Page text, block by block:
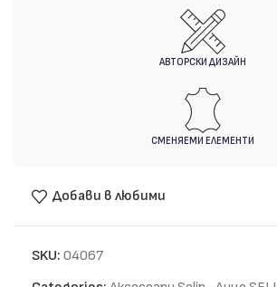
АВТОРСКИ ДИЗАЙН
СМЕНЯЕМИ ЕЛЕМЕНТИ
Добави в любими
SKU: 04067